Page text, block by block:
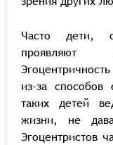
Часто дети,
проявляют
из-за способов
таких детей
жизни, не
Эгоцентристов